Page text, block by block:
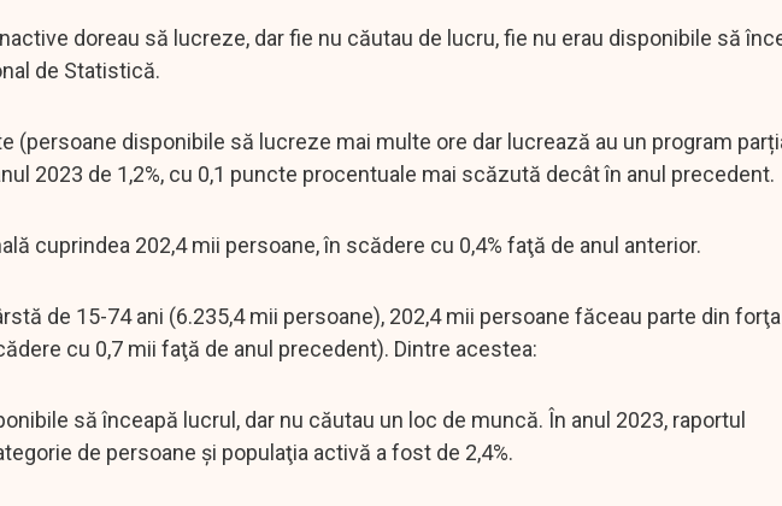
doreau să lucreze, dar fie nu căutau de lucru, fie nu erau disponibile să
de Statistică.
(persoane disponibile să lucreze mai multe ore dar lucrează au un program
2023 de 1,2%, cu 0,1 puncte procentuale mai scăzută decât în anul precedent.
cuprindea 202,4 mii persoane, în scădere cu 0,4% faţă de anul anterior.
de 15-74 ani (6.235,4 mii persoane), 202,4 mii persoane făceau parte din
cu 0,7 mii faţă de anul precedent). Dintre acestea:
să înceapă lucrul, dar nu căutau un loc de muncă. În anul 2023, raportul
de persoane şi populaţia activă a fost de 2,4%.